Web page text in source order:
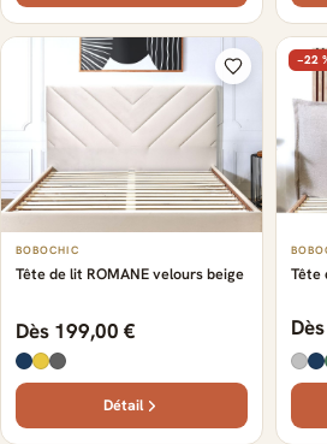
BOBOCHIC
Tête de lit ROMANE velours beige
Dès 199,00 €
Détail
−22
Tête